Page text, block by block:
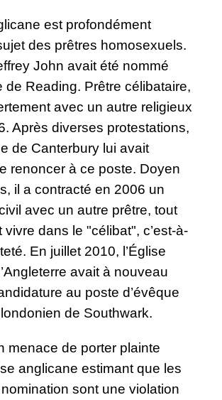
est profondément
des prêtres homosexuels.
John avait été nommé
de Reading. Prêtre célibataire,
avec un autre religieux
Après diverses protestations,
de Canterbury lui avait
renoncer à ce poste. Doyen
il a contracté en 2006 un
avec un autre prêtre, tout
dans le "célibat", c’est-à-
En juillet 2010, l’Église
avait à nouveau
au poste d’évêque
de Southwark.
menace de porter plainte
anglicane estimant que les
sont une violation